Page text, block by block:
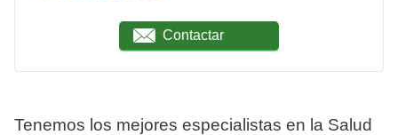
Contactar
Tenemos los mejores especialistas en la Salud